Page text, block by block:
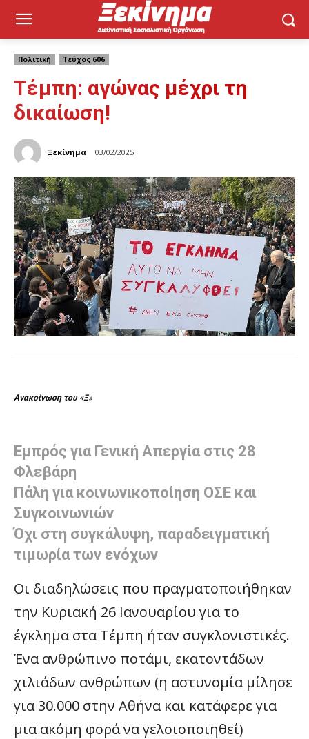
Πολιτική Τεύχος 606
Τέμπη: αγώνας μέχρι τη
δικαίωση!
Ξεκίνημα 03/02/2025
Ανακοίνωση του «Ξ»
Εμπρός για Γενική Απεργία στις 28
Φλεβάρη
Πάλη για κοινωνικοποίηση ΟΣΕ και
Συγκοινωνιών
Όχι στη συγκάλυψη, παραδειγματική
τιμωρία των ενόχων
Οι διαδηλώσεις που πραγματοποιήθηκαν
την Κυριακή 26 Ιανουαρίου για το
έγκλημα στα Τέμπη ήταν συγκλονιστικές.
Ένα ανθρώπινο ποτάμι, εκατοντάδων
χιλιάδων ανθρώπων (η αστυνομία μίλησε
για 30.000 στην Αθήνα και κατάφερε για
μια ακόμη φορά να γελοιοποιηθεί)